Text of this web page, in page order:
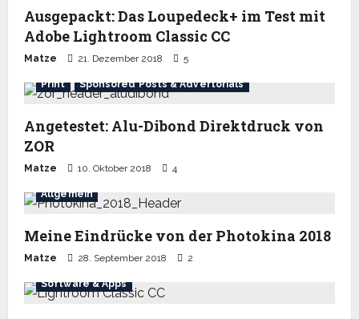
Ausgepackt: Das Loupedeck+ im Test mit
Adobe Lightroom Classic CC
Matze 21. Dezember 2018 5
Print Sponsored Posts & Advertorials
Angetestet: Alu-Dibond Direktdruck von
ZOR
Matze 10. Oktober 2018 4
Allgemein
Meine Eindrücke von der Photokina 2018
Matze 28. September 2018 2
Software & Apps